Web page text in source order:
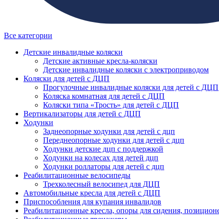
Все категории
Детские инвалидные коляски
Детские активные кресла-коляски
Детские инвалидные коляски с электроприводом
Коляски для детей с ДЦП
Прогулочные инвалидные коляски для детей с ДЦП
Коляска комнатная для детей с ДЦП
Коляски типа «Трость» для детей с ДЦП
Вертикализаторы для детей с ДЦП
Ходунки
Заднеопорные ходунки для детей с дцп
Переднеопорные ходунки для детей с дцп
Ходунки детские дцп с поддержкой
Ходунки на колесах для детей дцп
Ходунки роллаторы для детей с дцп
Реабилитационные велосипеды
Трехколесный велосипед для ДЦП
Автомобильные кресла для детей с ДЦП
Приспособления для купания инвалидов
Реабилитационные кресла, опоры для сидения,